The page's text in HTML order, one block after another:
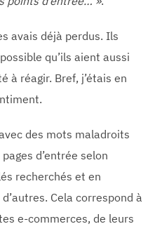
avais déjà perdus. Ils
qu’ils aient aussi
à réagir. Bref, j’étais en
des mots maladroits
d’entrée selon
recherchés et en
Cela correspond à
e-commerces, de leurs